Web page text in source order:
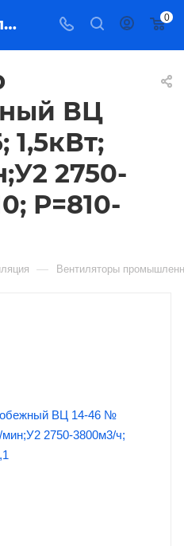
Купить Вентилятор центробежный ВЦ 14-46 № 3,15; 1,5кВт; 1500 об/мин;У2 2750-3800м3/ч; Л0; Р=810-860Па; 46,1 в Якутске — цена, характеристики, подбор | Востоктехторг 0
ВЦ
1,5кВт;
2750-
Р=810-
— Вентиляторы